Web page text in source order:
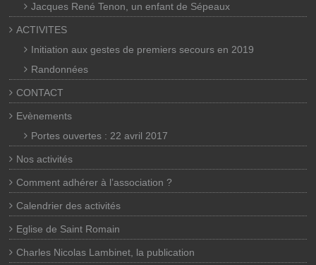
Jacques René Tenon, un enfant de Sépeaux
ACTIVITES
Initiation aux gestes de premiers secours en 2019
Randonnées
CONTACT
Evènements
Portes ouvertes : 22 avril 2017
Nos activités
Comment adhérer à l’association ?
Calendrier des activités
Eglise de Saint Romain
Charles Nicolas Lambinet, la publication